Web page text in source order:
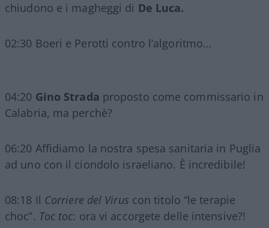
chiudono e i magheggi di De Luca.
02:30 Boeri e Perotti contro l’algoritmo…
04:20 Gino Strada proposto come commissario in
Calabria, ma perchè?
06:20 Affidiamo la nostra spesa sanitaria in Puglia
ad uno con il ciondolo israeliano. È incredibile!
08:18 Il Corriere del Virus con titolo “le terapie
choc”. Toc toc: ora vi accorgete delle intensive?!